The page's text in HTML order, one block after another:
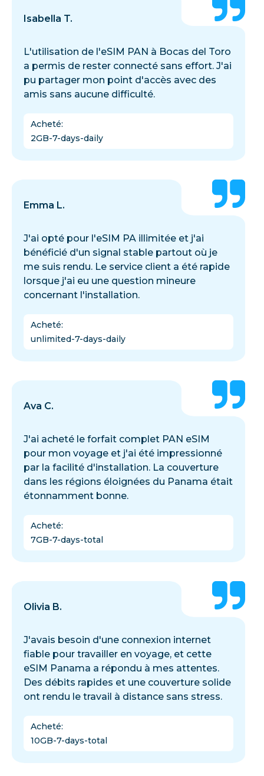
Isabella T.
L'utilisation de l'eSIM PAN à Bocas del Toro
a permis de rester connecté sans effort. J'ai
pu partager mon point d'accès avec des
amis sans aucune difficulté.
Acheté:
2GB-7-days-daily
Emma L.
J'ai opté pour l'eSIM PA illimitée et j'ai
bénéficié d'un signal stable partout où je
me suis rendu. Le service client a été rapide
lorsque j'ai eu une question mineure
concernant l'installation.
Acheté:
unlimited-7-days-daily
Ava C.
J'ai acheté le forfait complet PAN eSIM
pour mon voyage et j'ai été impressionné
par la facilité d'installation. La couverture
dans les régions éloignées du Panama était
étonnamment bonne.
Acheté:
7GB-7-days-total
Olivia B.
J'avais besoin d'une connexion internet
fiable pour travailler en voyage, et cette
eSIM Panama a répondu à mes attentes.
Des débits rapides et une couverture solide
ont rendu le travail à distance sans stress.
Acheté:
10GB-7-days-total